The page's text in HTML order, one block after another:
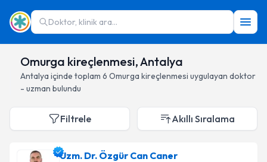
Doktor, klinik ara...
Omurga kireçlenmesi, Antalya
Antalya içinde toplam 6 Omurga kireçlenmesi uygulayan doktor
- uzman bulundu
Filtrele Akıllı Sıralama
Uzm. Dr. Özgür Can Caner